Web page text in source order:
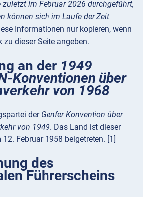
zuletzt im Februar 2026 durchgeführt,
können sich im Laufe der Zeit
Informationen nur kopieren, wenn
zu dieser Seite angeben.
an der 1949
Konventionen über
von 1968
der Genfer Konvention über
von 1949. Das Land ist dieser
Februar 1958 beigetreten. [1]
des
Führerscheins